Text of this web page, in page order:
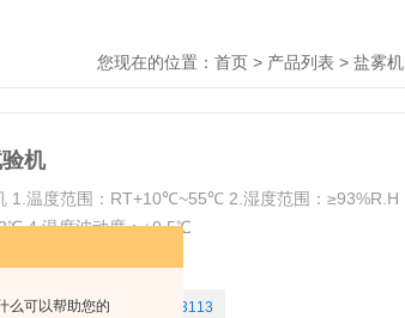
么可以帮助您的
您现在的位置： 首页 > 产品列表 > 盐雾机
机
1.温度范围：RT+10℃~55℃ 2.湿度范围：≥93%R.H
4.温度波动度：±0.5℃
05-16 3113